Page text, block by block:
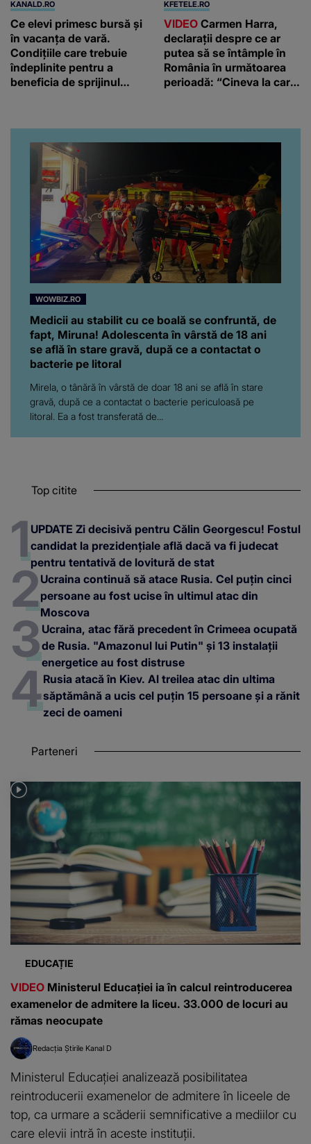
KANALD.RO
Ce elevi primesc bursă și
în vacanța de vară.
Condițiile care trebuie
îndeplinite pentru a
beneficia de sprijinul
KFETELE.RO
VIDEO Carmen Harra,
declarații despre ce ar
putea să se întâmple în
România în următoarea
perioadă: “Cineva la care
WOWBIZ.RO
Medicii au stabilit cu ce boală se confruntă, de
fapt, Miruna! Adolescenta în vârstă de 18 ani
se află în stare gravă, după ce a contactat o
bacterie pe litoral
Mirela, o tânără în vârstă de doar 18 ani se află în stare
gravă, după ce a contactat o bacterie periculoasă pe
litoral. Ea a fost transferată de...
Top citite
UPDATE Zi decisivă pentru Călin Georgescu! Fostul
candidat la prezidențiale află dacă va fi judecat
pentru tentativă de lovitură de stat
Ucraina continuă să atace Rusia. Cel puțin cinci
persoane au fost ucise în ultimul atac din
Moscova
Ucraina, atac fără precedent în Crimeea ocupată
de Rusia. "Amazonul lui Putin" și 13 instalații
energetice au fost distruse
Rusia atacă în Kiev. Al treilea atac din ultima
săptămână a ucis cel puțin 15 persoane și a rănit
zeci de oameni
Parteneri
EDUCAȚIE
VIDEO Ministerul Educației ia în calcul reintroducerea
examenelor de admitere la liceu. 33.000 de locuri au
rămas neocupate
Redacția Știrile Kanal D
Ministerul Educației analizează posibilitatea
reintroducerii examenelor de admitere în liceele de
top, ca urmare a scăderii semnificative a mediilor cu
care elevii intră în aceste instituții.